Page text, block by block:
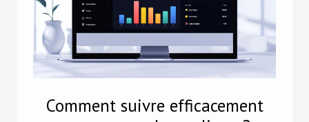
Comment suivre efficacement